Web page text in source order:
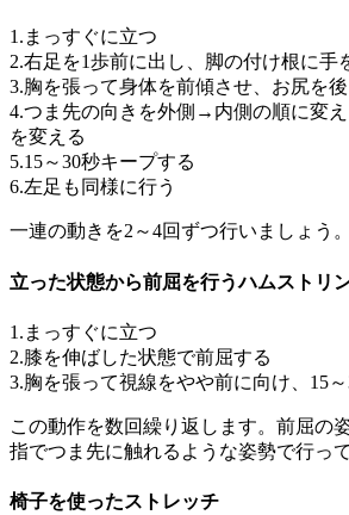
1.まっすぐに立つ
2.右足を1歩前に出し、脚の付け根に手
3.胸を張って身体を前傾させ、お尻を後
4.つま先の向きを外側→内側の順に変
を変える
5.15～30秒キープする
6.左足も同様に行う
一連の動きを2～4回ずつ行いましょう。
立った状態から前屈を行うハムストリ
1.まっすぐに立つ
2.膝を伸ばした状態で前屈する
3.胸を張って視線をやや前に向け、15
この動作を数回繰り返します。前屈の
指でつま先に触れるような姿勢で行っ
椅子を使ったストレッチ